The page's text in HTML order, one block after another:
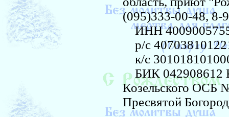
(095)333-00-48, 8-
ИНН
р/с
к/с
БИК 042908612
Козельского ОСБ
Пресвятой